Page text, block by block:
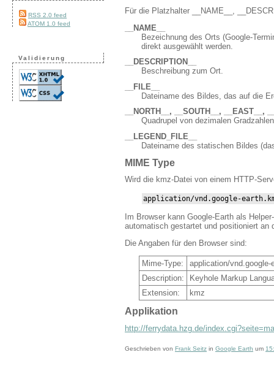
RSS 2.0 feed
ATOM 1.0 feed
Validierung
Für die Platzhalter __NAME__,
__NAME__
Bezeichnung des Orts (Google-
direkt ausgewählt werden.
__DESCRIPTION__
Beschreibung zum Ort.
__FILE__
Dateiname des Bildes, das auf die
__NORTH__, __SOUTH__, __EAST__,
Quadrupel von dezimalen
__LEGEND_FILE__
Dateiname des statischen Bildes
MIME Type
Wird die kmz-Datei von einem HTTP-
application/vnd.google-
Im Browser kann Google-Earth als
automatisch gestartet und positioniert an
Die Angaben für den Browser sind:
Mime-Type:
application/vnd.google-
Description:
Keyhole Markup
Extension:
kmz
Applikation
http://ferrydata.hzg.de/
Geschrieben von Frank Seitz in Google Earth um